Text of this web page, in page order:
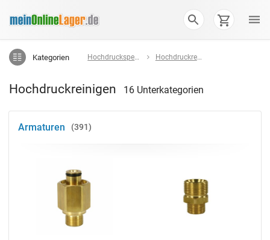
Kategorien Hochdruckspezialist Hochdruckreinigen
Hochdruckreinigen 16 Unterkategorien
Armaturen 391